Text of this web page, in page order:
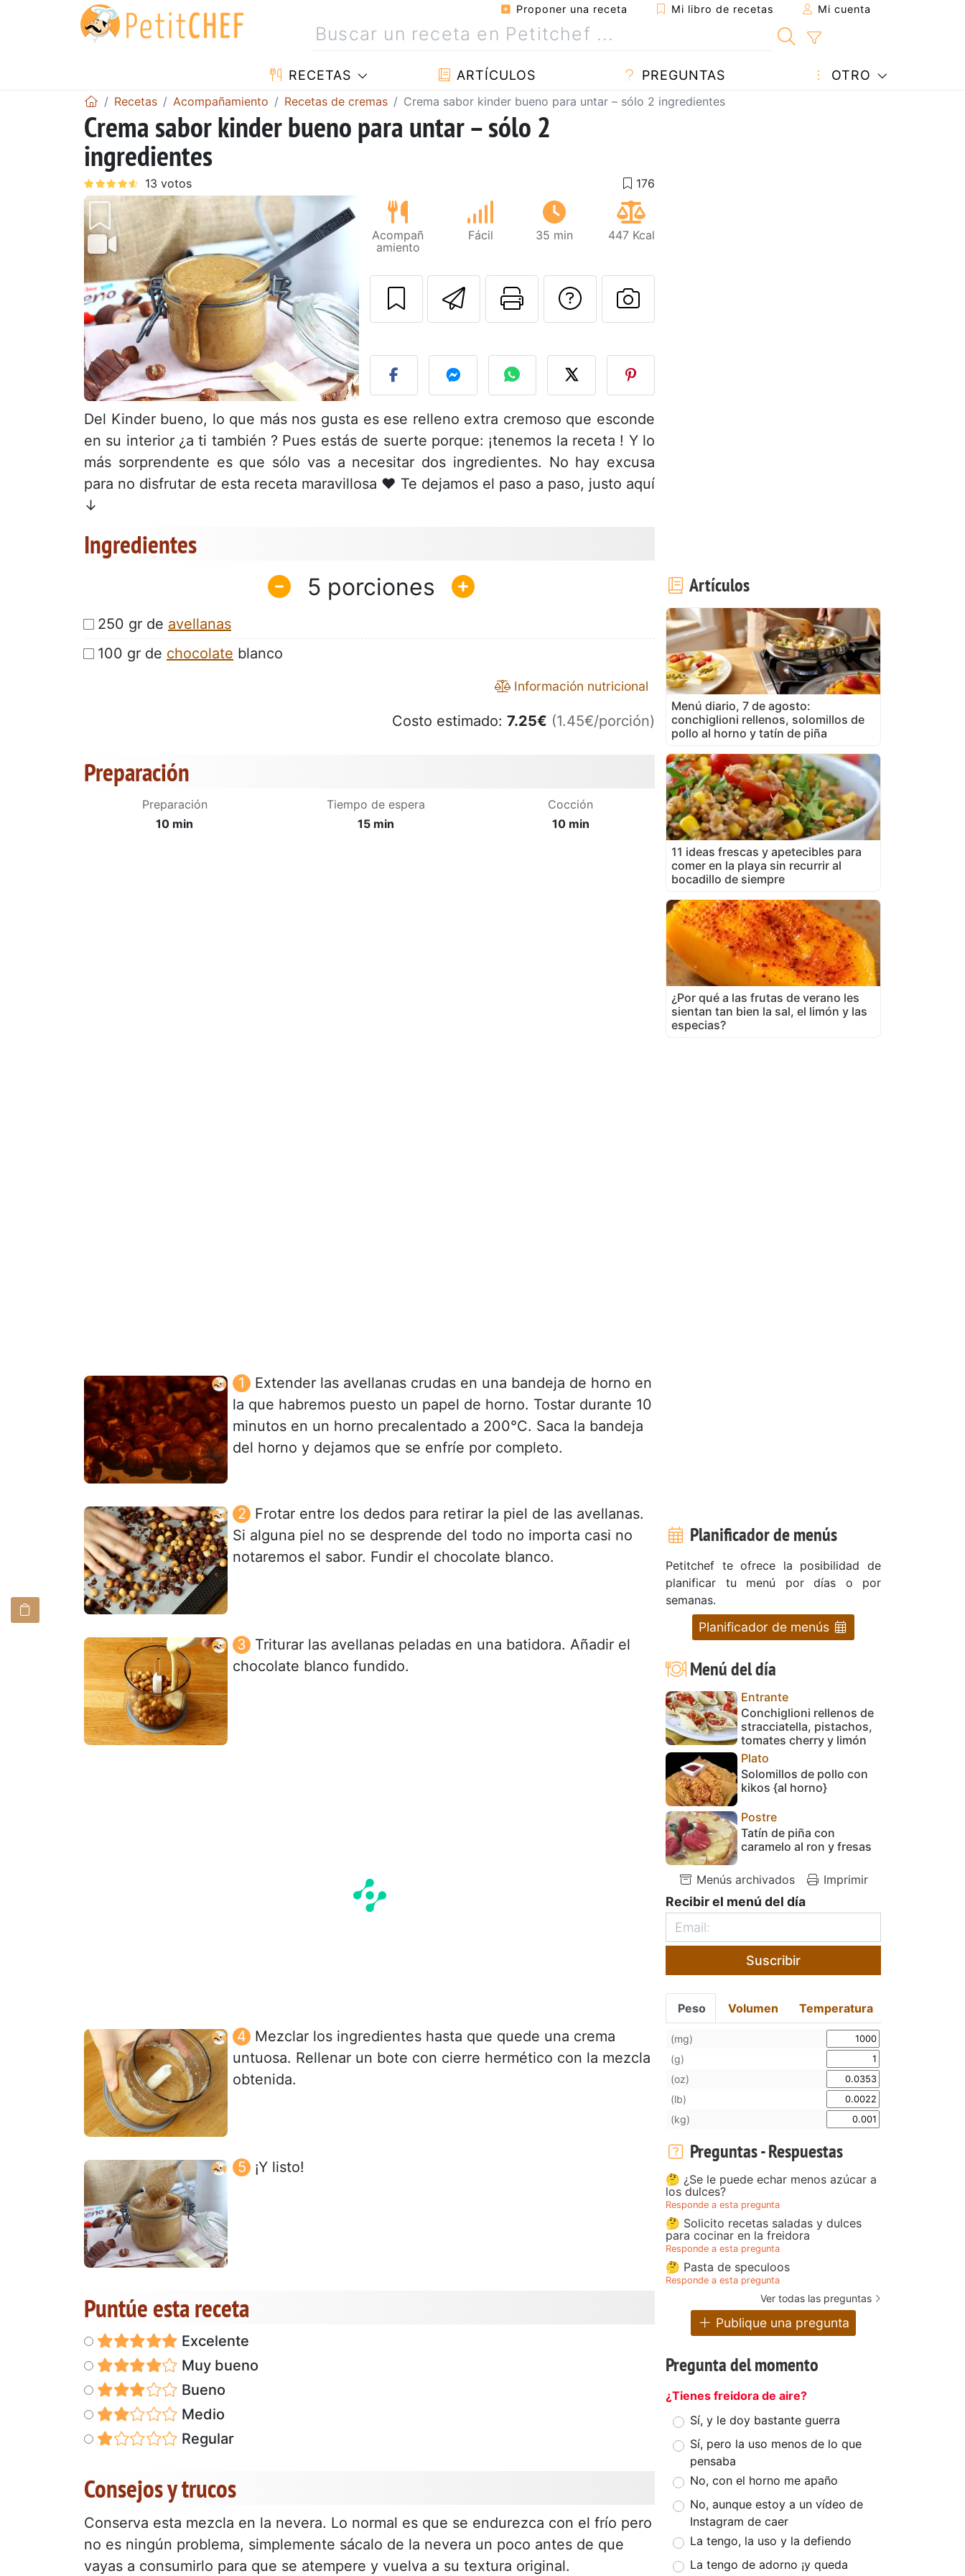
Proponer una receta Mi libro de recetas Mi cuenta
RECETAS ARTÍCULOS PREGUNTAS OTRO
Recetas Acompañamiento Recetas de cremas Crema sabor kinder bueno para untar – sólo 2 ingredientes
Crema sabor kinder bueno para untar – sólo 2
ingredientes
Anterior Siguiente
Acompañ
amiento
Fácil 35 min 447 Kcal
Enviar esta receta a un amigo
Imprimir esta página
Preguntar al autor
Publicar la foto de esta receta
Del Kinder bueno, lo que más nos gusta es ese relleno extra cremoso que esconde
en su interior ¿a ti también ? Pues estás de suerte porque: ¡tenemos la receta ! Y lo
más sorprendente es que sólo vas a necesitar dos ingredientes. No hay excusa
para no disfrutar de esta receta maravillosa ♥ Te dejamos el paso a paso, justo aquí
↓
Ingredientes
5
250 gr de avellanas
100 gr de chocolate blanco
Información nutricional
Costo estimado: 7.25€ (1.45€/porción)
Preparación
Preparación
10 min
Tiempo de espera
15 min
Cocción
10 min
Extender las avellanas crudas en una bandeja de horno en
la que habremos puesto un papel de horno. Tostar durante 10
minutos en un horno precalentado a 200°C. Saca la bandeja
del horno y dejamos que se enfríe por completo.
Frotar entre los dedos para retirar la piel de las avellanas.
Si alguna piel no se desprende del todo no importa casi no
notaremos el sabor. Fundir el chocolate blanco.
Triturar las avellanas peladas en una batidora. Añadir el
chocolate blanco fundido.
Mezclar los ingredientes hasta que quede una crema
untuosa. Rellenar un bote con cierre hermético con la mezcla
obtenida.
¡Y listo!
Puntúe esta receta
Excelente
Muy bueno
Bueno
Medio
Regular
Consejos y trucos
Conserva esta mezcla en la nevera. Lo normal es que se endurezca con el frío pero
no es ningún problema, simplemente sácalo de la nevera un poco antes de que
vayas a consumirlo para que se atempere y vuelva a su textura original.
Artículos
Menú diario, 7 de agosto:
conchiglioni rellenos, solomillos de
pollo al horno y tatín de piña
11 ideas frescas y apetecibles para
comer en la playa sin recurrir al
bocadillo de siempre
¿Por qué a las frutas de verano les
sientan tan bien la sal, el limón y las
especias?
Planificador de menús
Petitchef te ofrece la posibilidad de
planificar tu menú por días o por
semanas.
Planificador de menús
Menú del día
Entrante
Conchiglioni rellenos de
stracciatella, pistachos,
tomates cherry y limón
Plato
Solomillos de pollo con
kikos {al horno}
Postre
Tatín de piña con
caramelo al ron y fresas
Menús archivados Imprimir
Recibir el menú del día
Suscribir
Peso Volumen Temperatura
(mg)
(g)
(oz)
(lb)
(kg)
Preguntas - Respuestas
🤔 ¿Se le puede echar menos azúcar a
los dulces?
Responde a esta pregunta
🤔 Solicito recetas saladas y dulces
para cocinar en la freidora
Responde a esta pregunta
🤔 Pasta de speculoos
Responde a esta pregunta
Ver todas las preguntas
Publique una pregunta
Pregunta del momento
¿Tienes freidora de aire?
Sí, y le doy bastante guerra
Sí, pero la uso menos de lo que
pensaba
No, con el horno me apaño
No, aunque estoy a un vídeo de
Instagram de caer
La tengo, la uso y la defiendo
La tengo de adorno ¡y queda